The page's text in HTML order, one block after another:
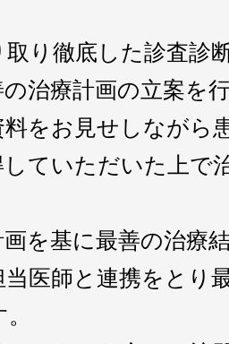
り徹底した診査診
の治療計画の立案を
料をお見せしながら
していただいた上で
を基に最善の治療
医師と連携をとり